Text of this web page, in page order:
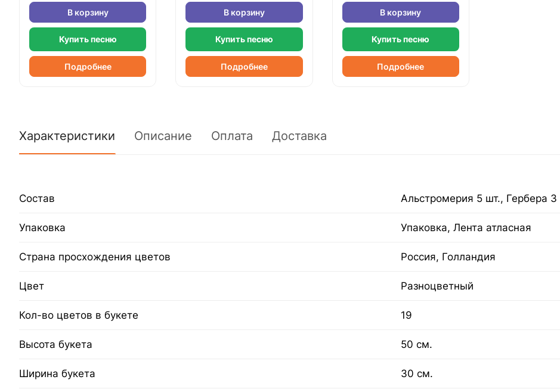
В корзину
Купить песню
Подробнее
В корзину
Купить песню
Подробнее
В корзину
Купить песню
Подробнее
Характеристики Описание Оплата Доставка
Состав Альстромерия 5 шт., Гербера 3
Упаковка Упаковка, Лента атласная
Страна просхождения цветов Россия, Голландия
Цвет Разноцветный
Кол-во цветов в букете 19
Высота букета 50 см.
Ширина букета 30 см.